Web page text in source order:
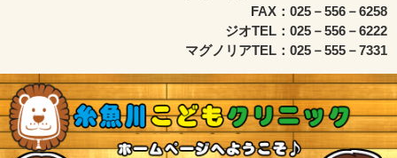
FAX：025－556－6258
ジオTEL：025－556－6222
マグノリアTEL：025－555－7331